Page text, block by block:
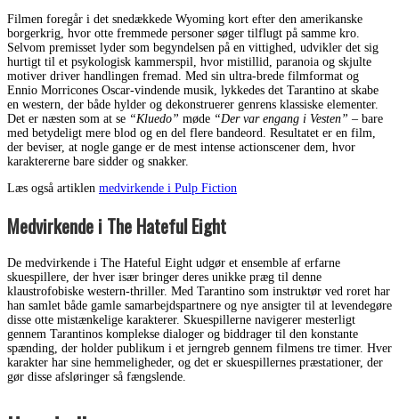
Filmen foregår i det snedækkede Wyoming kort efter den amerikanske
borgerkrig, hvor otte fremmede personer søger tilflugt på samme kro.
Selvom premisset lyder som begyndelsen på en vittighed, udvikler det sig
hurtigt til et psykologisk kammerspil, hvor mistillid, paranoia og skjulte
motiver driver handlingen fremad. Med sin ultra-brede filmformat og
Ennio Morricones Oscar-vindende musik, lykkedes det Tarantino at skabe
en western, der både hylder og dekonstruerer genrens klassiske elementer.
Det er næsten som at se “Kluedo” møde “Der var engang i Vesten” – bare
med betydeligt mere blod og en del flere bandeord. Resultatet er en film,
der beviser, at nogle gange er de mest intense actionscener dem, hvor
karaktererne bare sidder og snakker.
Læs også artiklen medvirkende i Pulp Fiction
Medvirkende i The Hateful Eight
De medvirkende i The Hateful Eight udgør et ensemble af erfarne
skuespillere, der hver især bringer deres unikke præg til denne
klaustrofobiske western-thriller. Med Tarantino som instruktør ved roret har
han samlet både gamle samarbejdspartnere og nye ansigter til at levendegøre
disse otte mistænkelige karakterer. Skuespillerne navigerer mesterligt
gennem Tarantinos komplekse dialoger og biddrager til den konstante
spænding, der holder publikum i et jerngreb gennem filmens tre timer. Hver
karakter har sine hemmeligheder, og det er skuespillernes præstationer, der
gør disse afsløringer så fængslende.